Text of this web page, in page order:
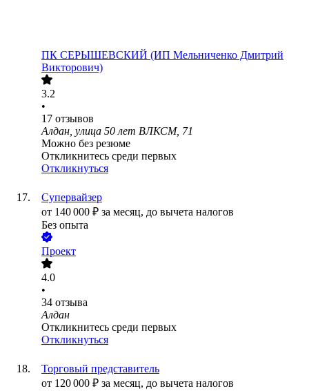
ПК СЕРЫШЕВСКИЙ (ИП Мельниченко Дмитрий
Викторович)
3.2
•
17 отзывов
Алдан, улица 50 лет ВЛКСМ, 71
Можно без резюме
Откликнитесь среди первых
Откликнуться
Супервайзер
от 140 000 ₽ за месяц, до вычета налогов
Без опыта
Проект
4.0
•
34 отзыва
Алдан
Откликнитесь среди первых
Откликнуться
Торговый представитель
от 120 000 ₽ за месяц, до вычета налогов